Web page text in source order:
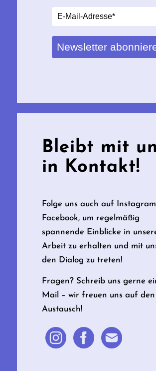
Newsletter
Bleibt mit
in Kontakt!
Folge uns auch auf
Facebook, um regelmäßig
spannende Einblicke in
Arbeit zu erhalten und mit
den Dialog zu treten!
Fragen? Schreib uns gerne
Mail – wir freuen uns auf den
Austausch!